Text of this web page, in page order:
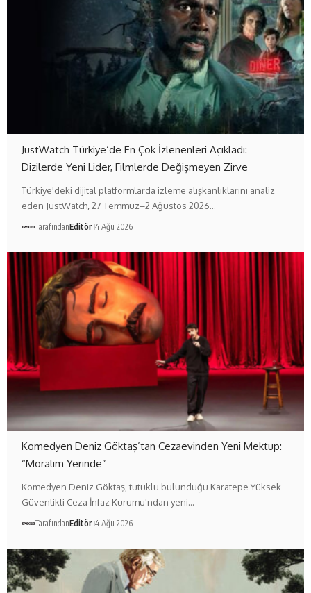
JustWatch Türkiye’de En Çok İzlenenleri Açıkladı:
Dizilerde Yeni Lider, Filmlerde Değişmeyen Zirve
Türkiye'deki dijital platformlarda izleme alışkanlıklarını analiz
eden JustWatch, 27 Temmuz–2 Ağustos 2026…
TarafındanEditör 4 Ağu 2026
Komedyen Deniz Göktaş’tan Cezaevinden Yeni Mektup:
“Moralim Yerinde”
Komedyen Deniz Göktaş, tutuklu bulunduğu Karatepe Yüksek
Güvenlikli Ceza İnfaz Kurumu'ndan yeni…
TarafındanEditör 4 Ağu 2026